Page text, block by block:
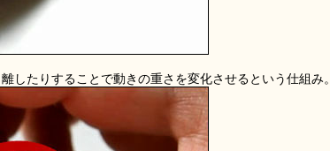
したりすることで動きの重さを変化させるという仕組み。